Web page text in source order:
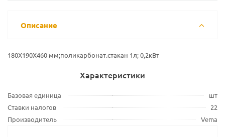
Описание
180Х190Х460 мм;поликарбонат.стакан 1л; 0,2кВт
Характеристики
Базовая единица
шт
Ставки налогов
22
Производитель
Vema